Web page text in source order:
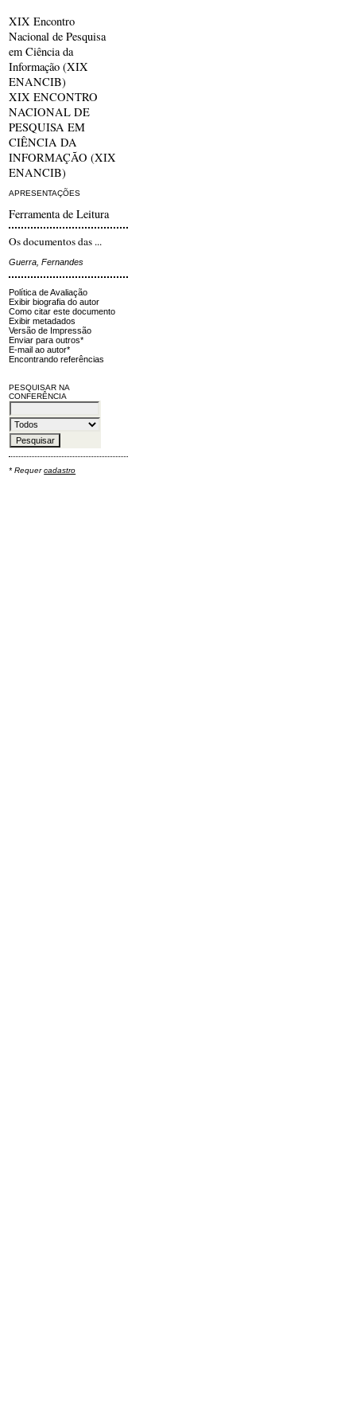
XIX Encontro
Nacional de Pesquisa
em Ciência da
Informação (XIX
ENANCIB)
XIX ENCONTRO
NACIONAL DE
PESQUISA EM
CIÊNCIA DA
INFORMAÇÃO (XIX
ENANCIB)
APRESENTAÇÕES
Ferramenta de Leitura
Os documentos das ...
Guerra, Fernandes
Política de Avaliação
Exibir biografia do autor
Como citar este documento
Exibir metadados
Versão de Impressão
Enviar para outros*
E-mail ao autor*
Encontrando referências
PESQUISAR NA
CONFERÊNCIA
* Requercadastro